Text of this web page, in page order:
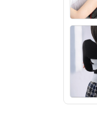
-11%
-0%